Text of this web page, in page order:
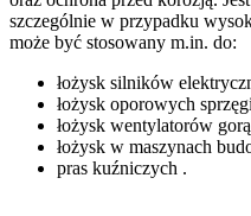
szczególnie w przypadku
może być stosowany m.in. do:
łożysk silników
łożysk oporowych
łożysk wentylatorów
łożysk w maszynach
pras kuźniczych .